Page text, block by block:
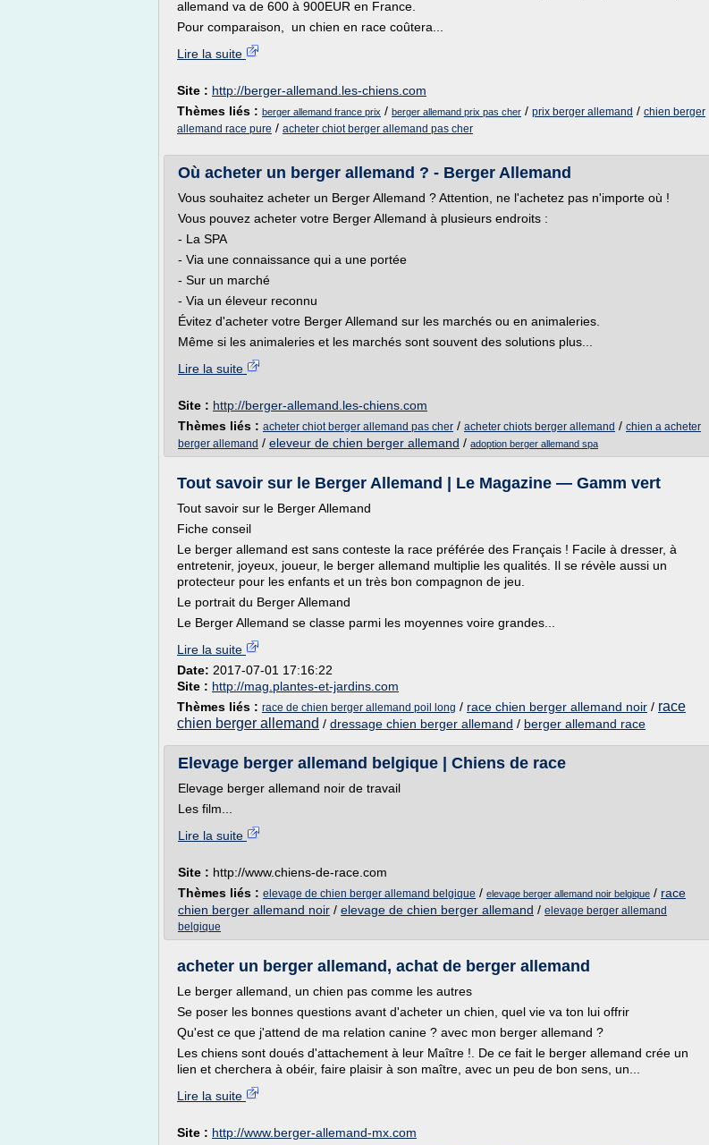
allemand va de 600 à 900EUR en France.
Pour comparaison, un chien en race coûtera...
Lire la suite
Site : http://berger-allemand.les-chiens.com
Thèmes liés : berger allemand france prix / berger allemand prix pas cher / prix berger allemand / chien berger
allemand race pure / acheter chiot berger allemand pas cher
Où acheter un berger allemand ? - Berger Allemand
Vous souhaitez acheter un Berger Allemand ? Attention, ne l'achetez pas n'importe où !
Vous pouvez acheter votre Berger Allemand à plusieurs endroits :
- La SPA
- Via une connaissance qui a une portée
- Sur un marché
- Via un éleveur reconnu
Évitez d'acheter votre Berger Allemand sur les marchés ou en animaleries.
Même si les animaleries et les marchés sont souvent des solutions plus...
Lire la suite
Site : http://berger-allemand.les-chiens.com
Thèmes liés : acheter chiot berger allemand pas cher / acheter chiots berger allemand / chien a acheter
berger allemand / eleveur de chien berger allemand / adoption berger allemand spa
Tout savoir sur le Berger Allemand | Le Magazine — Gamm vert
Tout savoir sur le Berger Allemand
Fiche conseil
Le berger allemand est sans conteste la race préférée des Français ! Facile à dresser, à
entretenir, joyeux, joueur, le berger allemand multiplie les qualités. Il se révèle aussi un
protecteur pour les enfants et un très bon compagnon de jeu.
Le portrait du Berger Allemand
Le Berger Allemand se classe parmi les moyennes voire grandes...
Lire la suite
Date: 2017-07-01 17:16:22
Site : http://mag.plantes-et-jardins.com
Thèmes liés : race de chien berger allemand poil long / race chien berger allemand noir / race
chien berger allemand / dressage chien berger allemand / berger allemand race
Elevage berger allemand belgique | Chiens de race
Elevage berger allemand noir de travail
Les film...
Lire la suite
Site : http://www.chiens-de-race.com
Thèmes liés : elevage de chien berger allemand belgique / elevage berger allemand noir belgique / race
chien berger allemand noir / elevage de chien berger allemand / elevage berger allemand
belgique
acheter un berger allemand, achat de berger allemand
Le berger allemand, un chien pas comme les autres
Se poser les bonnes questions avant d'acheter un chien, quel vie va ton lui offrir
Qu'est ce que j'attend de ma relation canine ? avec mon berger allemand ?
Les chiens sont doués d'attachement à leur Maître !. De ce fait le berger allemand crée un
lien et cherchera à obéir, faire plaisir à son maître, avec un peu de bon sens, un...
Lire la suite
Site : http://www.berger-allemand-mx.com